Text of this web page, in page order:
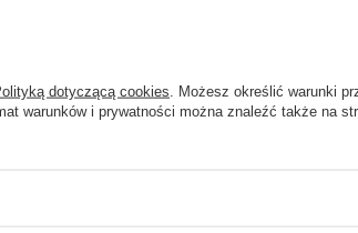
dotyczącą cookies . Możesz określić warunki
warunków i prywatności można znaleźć także na